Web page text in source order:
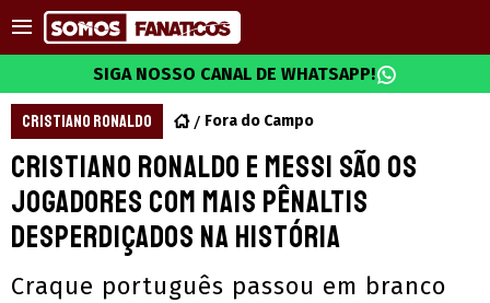
SIGA NOSSO CANAL DE WHATSAPP!
CRISTIANO RONALDO Fora do Campo
Cristiano Ronaldo e Messi são os
jogadores com mais pênaltis
desperdiçados na história
Craque português passou em branco